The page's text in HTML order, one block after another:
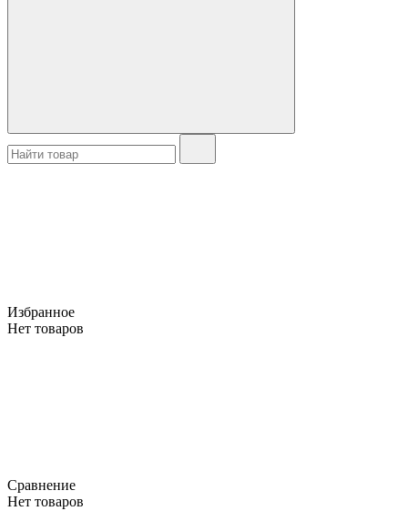
Избранное
Нет товаров
Сравнение
Нет товаров